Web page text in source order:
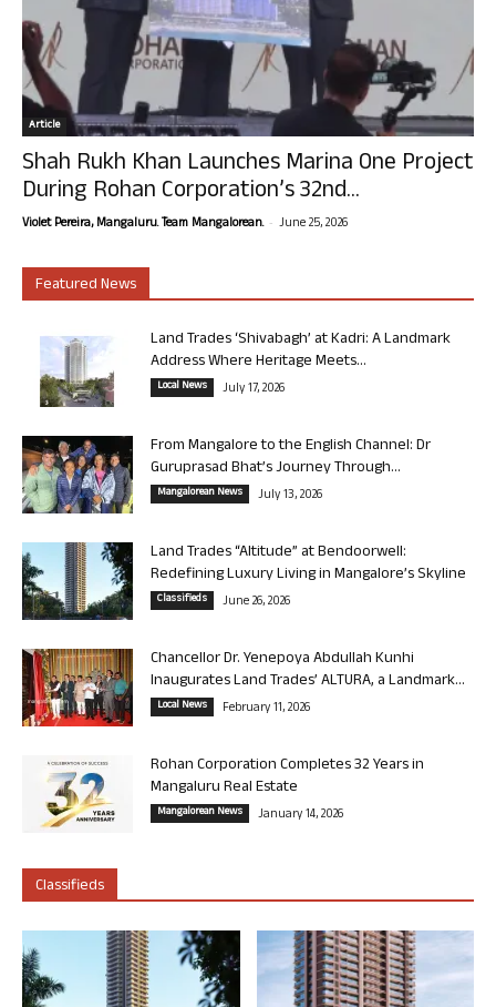
Article
Shah Rukh Khan Launches Marina One Project
During Rohan Corporation’s 32nd...
Violet Pereira, Mangaluru. Team Mangalorean. - June 25, 2026
Featured News
Land Trades ‘Shivabagh’ at Kadri: A Landmark
Address Where Heritage Meets...
Local News July 17, 2026
From Mangalore to the English Channel: Dr
Guruprasad Bhat’s Journey Through...
Mangalorean News July 13, 2026
Land Trades “Altitude” at Bendoorwell:
Redefining Luxury Living in Mangalore’s Skyline
Classifieds June 26, 2026
Chancellor Dr. Yenepoya Abdullah Kunhi
Inaugurates Land Trades’ ALTURA, a Landmark...
Local News February 11, 2026
Rohan Corporation Completes 32 Years in
Mangaluru Real Estate
Mangalorean News January 14, 2026
Classifieds